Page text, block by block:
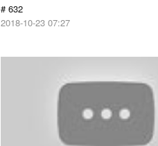
# 632
2018-10-23 07:27